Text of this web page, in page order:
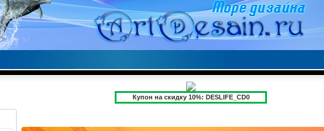
Купон на скидку 10%: DESLIFE_CD0